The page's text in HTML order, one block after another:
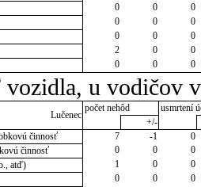
0 0
0
0 0
0
0 0
0
2 0
0
0 0 0
vozidla, u vodičov
Lučenec
počet nehôd
usmrtení
+/-
činnosť
7 -1
0
činnosť
0 0
0
atď)
1 0
0
0 0
0